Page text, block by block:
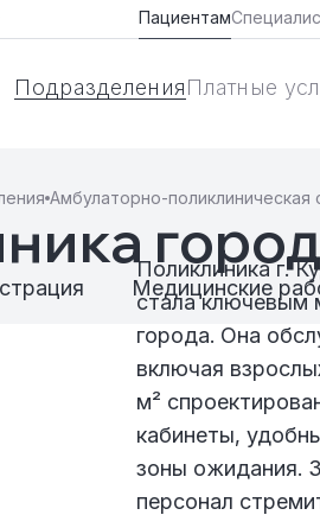
Пациентам
ПодразделенияПлатные
Амбулаторно-поликлиническая
Медицинские
Поликлиника г.
стала ключевым
города. Она
включая
м²
кабинеты,
зоны ожидания.
персонал